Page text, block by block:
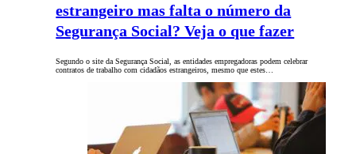
estrangeiro mas falta o número da
Segurança Social? Veja o que fazer
Segundo o site da Segurança Social, as entidades empregadoras podem celebrar
contratos de trabalho com cidadãos estrangeiros, mesmo que estes…